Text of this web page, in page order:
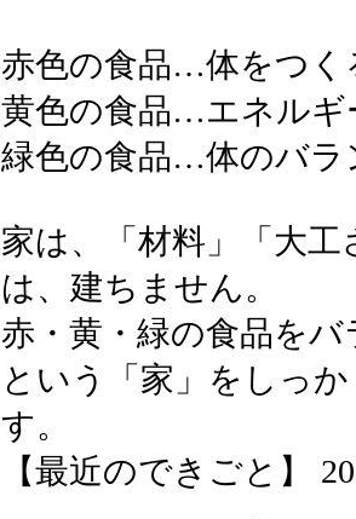
赤色の食品…体をつ
黄色の食品…エネル
緑色の食品…体のバ
家は、「材料」「大
は、建ちません。
赤・黄・緑の食品を
という「家」をしっ
す。
【最近のできごと】